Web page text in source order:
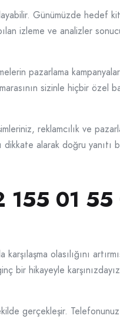
Günümüzde hedef
izleme ve analizler
pazarlama
sizinle hiçbir özel
reklamcılık ve
alarak doğru yanıtı
155 01 55
olasılığını
bir hikayeyle
gerçekleşir.